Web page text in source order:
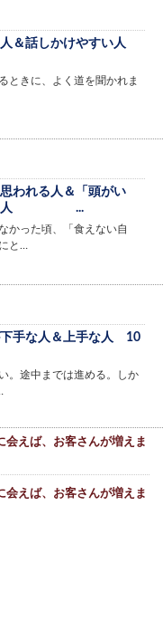
＆話しかけやすい人
ときに、よく道を聞かれま
われる人＆「頭がい
れる人 ...
かった頃、「食えない自
と…
下手な人＆上手な人 10
。途中までは進める。しか
会えば、お客さんが増えま
会えば、お客さんが増えま